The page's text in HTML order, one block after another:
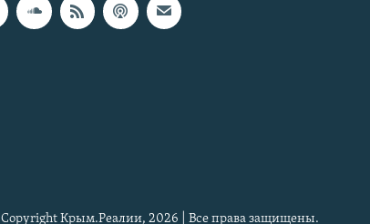
Copyright Крым.Реалии, 2026 | Все права защищены.